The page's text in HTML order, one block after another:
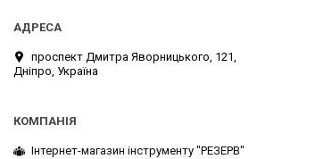
проспект Дмитра Яворницького, 121,
Дніпро, Україна
Інтернет-магазин інструменту "РЕЗЕРВ"